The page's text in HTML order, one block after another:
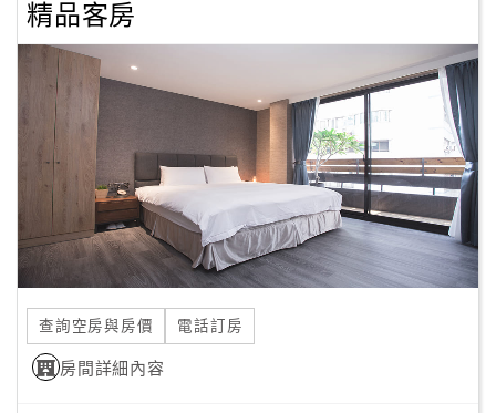
聯
Line
服
紅
利
查
精品客房
查詢空房與房價 電話訂房
房間詳細內容